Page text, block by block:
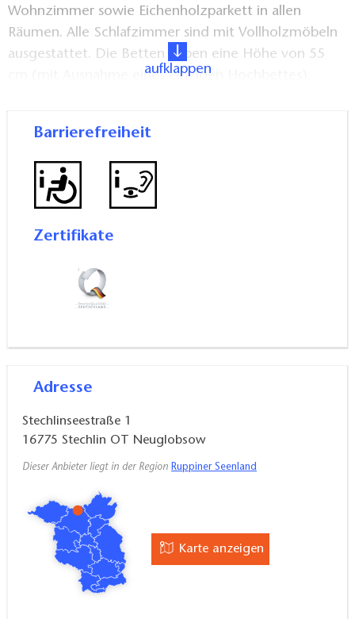
Wohnzimmer sowie Eichenholzparkett in allen
Räumen. Alle Schlafzimmer sind mit Vollholzmöbeln
ausgestattet. Die Betten haben eine Höhe von 55
cm (mit Ausnahme eines einzigen Hochbettes).
Erdgeschoss sind barrierefrei mit
behindertengerechtem WC.
Die zwischenzeitliche Bereitstellung von frischer
Bettwäsche und Handtüchern kann auf Wunsch
Wohnung ist eine Zubettung im Wohnzimmer
aufklappen
Barrierefreiheit
Zertifikate
Adresse
Stechlinseestraße 1
16775 Stechlin OT Neuglobsow
Dieser Anbieter liegt in der Region Ruppiner Seenland
Karte anzeigen